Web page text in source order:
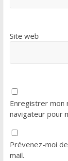
Site web
Enregistrer mon
navigateur pour
Prévenez-moi
mail.